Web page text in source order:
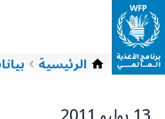
الرئيسية